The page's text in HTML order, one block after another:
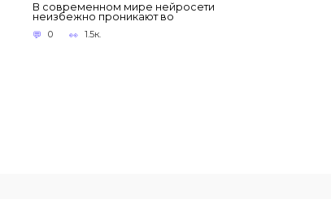
В современном мире нейросети
неизбежно проникают во
0 1.5к.